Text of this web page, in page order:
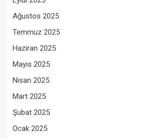
Ağustos 2025
Temmuz 2025
Haziran 2025
Mayıs 2025
Nisan 2025
Mart 2025
Şubat 2025
Ocak 2025